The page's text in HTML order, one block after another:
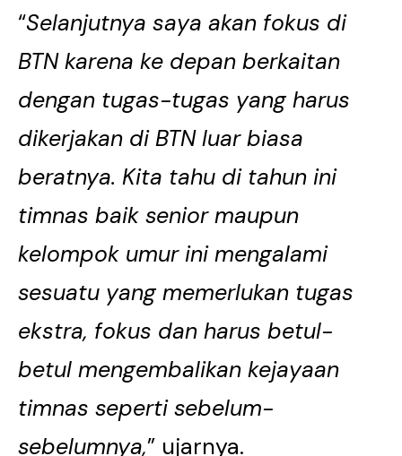
“Selanjutnya saya akan fokus di
BTN karena ke depan berkaitan
dengan tugas-tugas yang harus
dikerjakan di BTN luar biasa
beratnya. Kita tahu di tahun ini
timnas baik senior maupun
kelompok umur ini mengalami
sesuatu yang memerlukan tugas
ekstra, fokus dan harus betul-
betul mengembalikan kejayaan
timnas seperti sebelum-
sebelumnya,” ujarnya.